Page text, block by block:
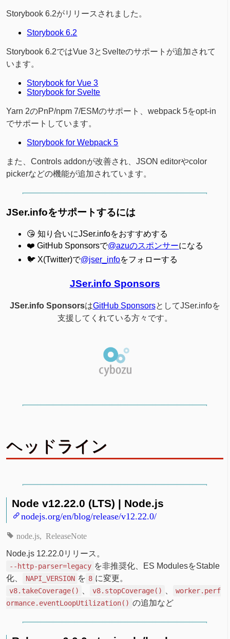
Storybook 6.2がリリースされました。
Storybook 6.2
Storybook 6.2ではVue 3とSvelteのサポートが追加されて
います。
Storybook for Vue 3
Storybook for Svelte
Yarn 2のPnP/npm 7/ESMのサポート、webpack 5をopt-in
でサポートしています。
Storybook for Webpack 5
また、Controls addonが改善され、JSON editorやcolor
pickerなどの機能が追加されています。
JSer.infoをサポートするには
😘 知り合いにJSer.infoをおすすめする
❤️ GitHub Sponsorsで@azuのスポンサーになる
🐦 X(Twitter)で@jser_infoをフォローする
JSer.info Sponsors
JSer.info SponsorsはGitHub SponsorsとしてJSer.infoを
支援してくれている方々です。
ヘッドライン
Node v12.22.0 (LTS) | Node.js
nodejs.org/en/blog/release/v12.22.0/
node.js ReleaseNote
Node.js 12.22.0リリース。
--http-parser=legacy を非推奨化、ES ModulesをStable
化、
NAPI_VERSION を 8 に変更。
v8.takeCoverage() v8.stopCoverage()
worker.perf
ormance.eventLoopUtilization() の追加など